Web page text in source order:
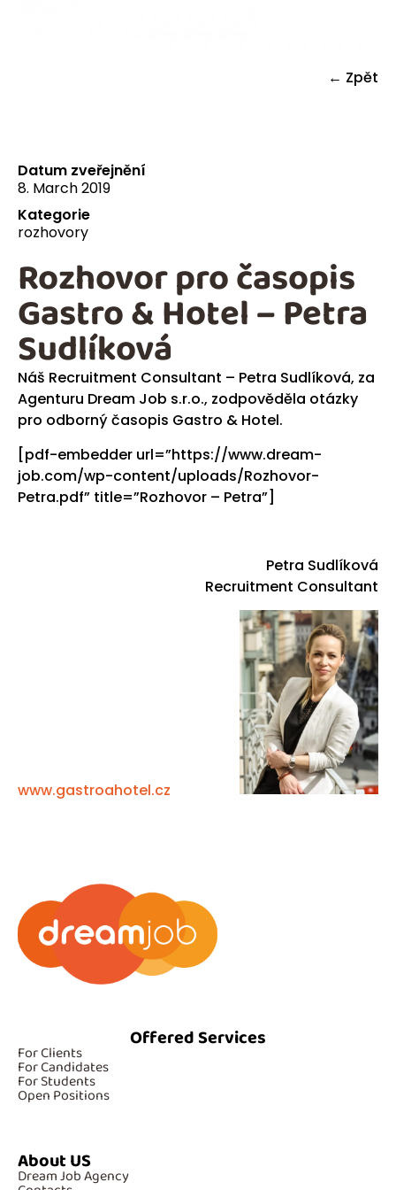
← Zpět
Datum zveřejnění
8. March 2019
Kategorie
rozhovory
Náš Recruitment Consultant – Petra Sudlíková, za
Agenturu Dream Job s.r.o., zodpověděla otázky
pro odborný časopis Gastro & Hotel.
[pdf-embedder url=”https://www.dream-
job.com/wp-content/uploads/Rozhovor-
Petra.pdf” title=”Rozhovor – Petra”]
Petra Sudlíková
Recruitment Consultant
www.gastroahotel.cz
Rozhovor pro časopis
Gastro & Hotel – Petra
Sudlíková
Offered Services
For Clients
For Candidates
For Students
Open Positions
About US
Dream Job Agency